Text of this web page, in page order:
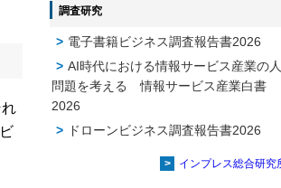
調査研究
電子書籍ビジネス調査報告書2026
AI時代における情報サービス産業の
問題を考える 情報サービス産業⽩書
2026
ドローンビジネス調査報告書2026
インプレス総合研究